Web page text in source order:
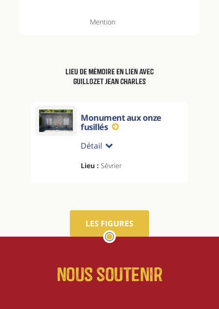
Mention
Lieu de mémoire en lien avec
Guillozet Jean Charles
Monument aux onze
fusillés
Détail
Lieu : Sévrier
LES FIGURES
Nous soutenir